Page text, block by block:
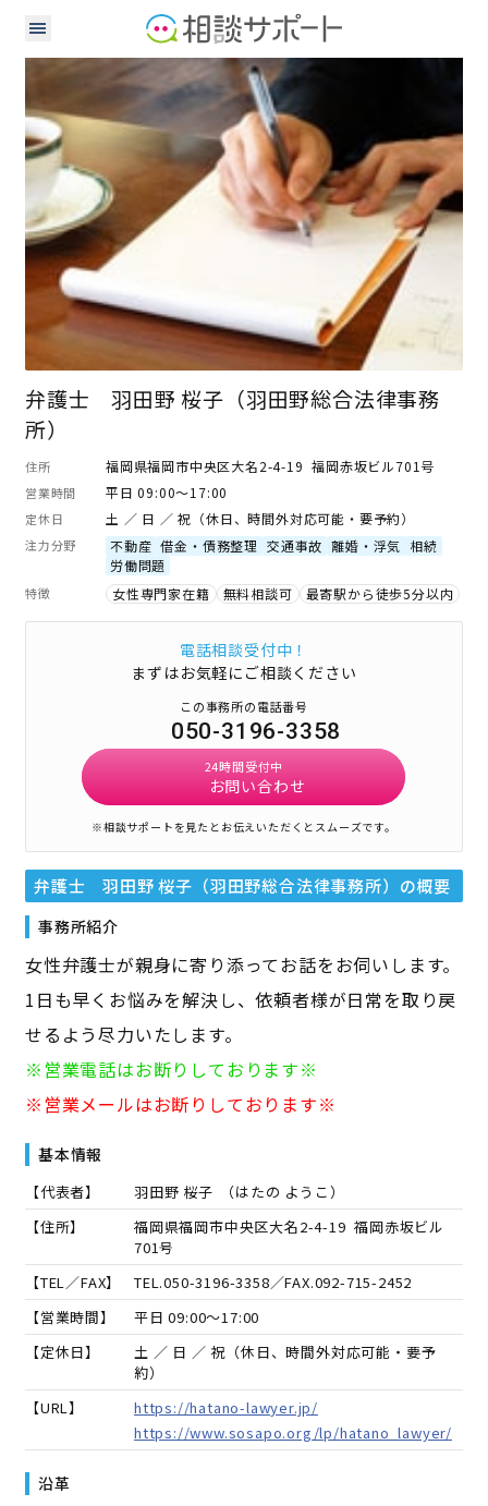
弁護士 羽田野 桜子（羽田野総合法律事務
所）
住所 福岡県福岡市中央区大名2-4-19 福岡赤坂ビル701号
営業時間 平日 09:00～17:00
定休日 土 ／ 日 ／ 祝（休日、時間外対応可能・要予約）
注力分野 不動産 借金・債務整理 交通事故 離婚・浮気
相続
労働問題
特徴 女性専門家在籍 無料相談可 最寄駅から徒歩5分以内
電話相談受付中！
まずはお気軽にご相談ください
この事務所の電話番号
050-3196-3358
24時間受付中
お問い合わせ
※相談サポートを見たとお伝えいただくとスムーズです。
弁護士 羽田野 桜子（羽田野総合法律事務所） の概要
事務所紹介
女性弁護士が親身に寄り添ってお話をお伺いします。
1日も早くお悩みを解決し、依頼者様が日常を取り戻
せるよう尽力いたします。
※営業電話はお断りしております※
※営業メールはお断りしております※
基本情報
【代表者】 羽田野 桜子 （はたの ようこ）
【住所】
福岡県福岡市中央区大名2-4-19 福岡赤坂ビル
701号
【TEL／FAX】
TEL.050-3196-3358／FAX.092-715-2452
【営業時間】
平日 09:00～17:00
【定休日】
土 ／ 日 ／ 祝（休日、時間外対応可能・要予
約）
【URL】
https://hatano-lawyer.jp/
https://www.sosapo.org/lp/hatano_lawyer/
沿革